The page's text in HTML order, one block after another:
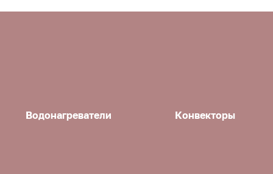
Водонагреватели Конвекторы